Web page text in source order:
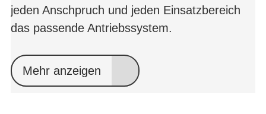
jeden Anschpruch und jeden Einsatzbereich
das passende Antriebssystem.
Mehr anzeigen